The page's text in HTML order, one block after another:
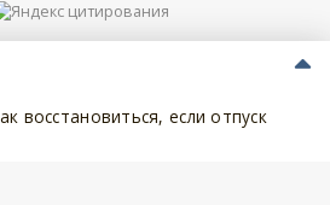
восстановиться, если отпуск